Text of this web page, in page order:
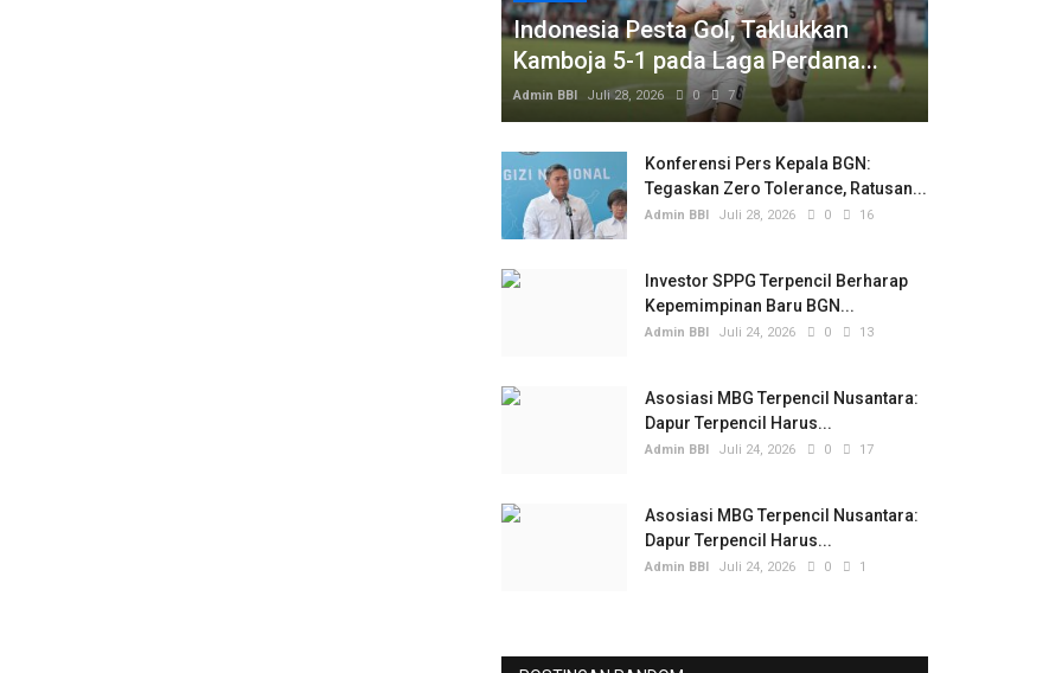
Indonesia Pesta Gol, Taklukkan
Kamboja 5-1 pada Laga Perdana...
Admin BBI Juli 28, 2026 0 7
Konferensi Pers Kepala BGN:
Tegaskan Zero Tolerance, Ratusan...
Admin BBI Juli 28, 2026 0 16
Investor SPPG Terpencil Berharap
Kepemimpinan Baru BGN...
Admin BBI Juli 24, 2026 0 13
Asosiasi MBG Terpencil Nusantara:
Dapur Terpencil Harus...
Admin BBI Juli 24, 2026 0 17
Asosiasi MBG Terpencil Nusantara:
Dapur Terpencil Harus...
Admin BBI Juli 24, 2026 0 1